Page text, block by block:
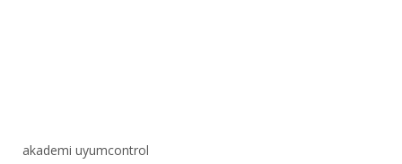
akademi uyumcontrol